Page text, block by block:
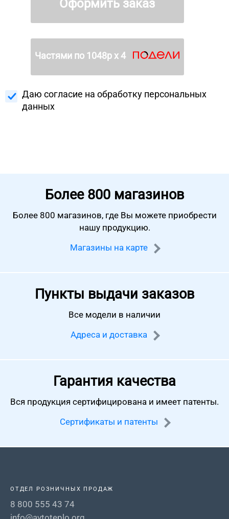
Оформить заказ
Частями по 1048р х 4
Даю согласие на обработку персональных
данных
Более 800 магазинов
Более 800 магазинов, где Вы можете приобрести
нашу продукцию.
Магазины на карте
Пункты выдачи заказов
Все модели в наличии
Адреса и доставка
Гарантия качества
Вся продукция сертифицирована и имеет патенты.
Сертификаты и патенты
ОТДЕЛ РОЗНИЧНЫХ ПРОДАЖ
8 800 555 43 74